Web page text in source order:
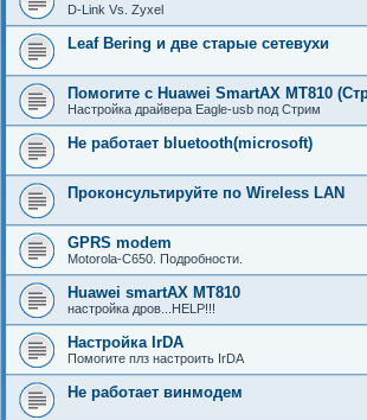
D-Link Vs. Zyxel
Leaf Bering и две старые сетевухи
Помогите с Huawei SmartAX MT810
Настройка драйвера Eagle-usb под Стрим
Не работает bluetooth(microsoft)
Проконсультируйте по Wireless LAN
GPRS modem
Motorola-C650. Подробности.
Huawei smartAX MT810
настройка дров...HELP!!!
Настройка IrDA
Помогите плз настроить IrDA
Не работает винмодем